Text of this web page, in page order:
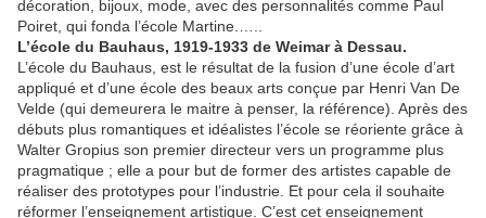
décoration, bijoux, mode, avec des personnalités comme Paul
Poiret, qui fonda l’école Martine.…..
L’école du Bauhaus, 1919-1933 de Weimar à Dessau.
L’école du Bauhaus, est le résultat de la fusion d’une école d’art
appliqué et d’une école des beaux arts conçue par Henri Van De
Velde (qui demeurera le maitre à penser, la référence). Après des
débuts plus romantiques et idéalistes l’école se réoriente grâce à
Walter Gropius son premier directeur vers un programme plus
pragmatique ; elle a pour but de former des artistes capable de
réaliser des prototypes pour l’industrie. Et pour cela il souhaite
réformer l’enseignement artistique. C’est cet enseignement